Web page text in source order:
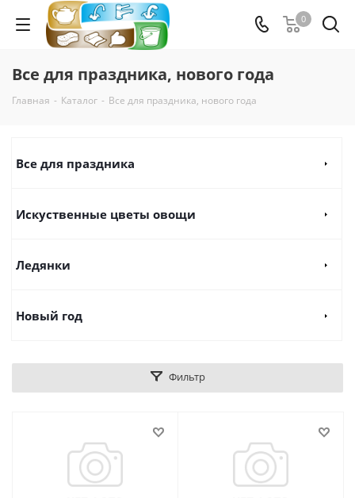
0
Все для праздника, нового года
Главная - Каталог - Все для праздника, нового года
Все для праздника
Искуственные цветы овощи
Ледянки
Новый год
Фильтр